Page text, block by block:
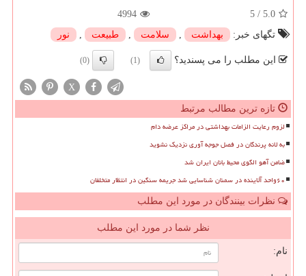
5.0
/
5
4994
تگهای خبر:
بهداشت , سلامت , طبیعت , نور
این مطلب را می پسندید؟ (1)
(0)
X
تازه ترین مطالب مرتبط
لزوم رعایت الزامات بهداشتی در مراکز عرضه دام
به لانه پرندگان در فصل جوجه آوری نزدیک نشوید
ضامن آهو الگوی محیط بانان ایران شد
۶۰واحد آلاینده در سمنان شناسایی شد جریمه سنگین در انتظار متخلفان
نظرات بینندگان در مورد این مطلب
نظر شما در مورد این مطلب
نام: